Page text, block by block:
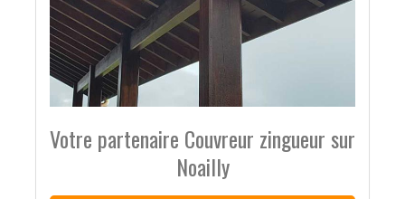
Votre partenaire Couvreur zingueur sur
Noailly